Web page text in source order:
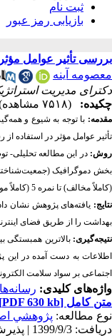
ثبت نام
بازیابی رمز عبور
بررسی تأثیر عوامل
معصومه آینه
دکترای مدیریت
چکیده:
(۷۵۱۸ مشاهده)
مقدمه: با توجه به شیوع و
تأثیر عوامل مؤثر در استفاده
روش:
(کاملاً مخالف) تا نمره 5 (کاملاً موافق) نمره‌گذاری شد.
نتایج:
بهداشت را از طریق فضای
نتیجه‌گیری: بالاترین
اطلاعات به دست آمده در این
اجتماعی بر سواد سلامت
واژه‌های کلیدی:
متن کامل [PDF 630 kb]
نوع مطالعه: پژوهشي
دریافت: 1399/9/3 | پذیرش: 1400/2/7